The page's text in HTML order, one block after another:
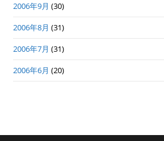
2006年9月 (30)
2006年8月 (31)
2006年7月 (31)
2006年6月 (20)